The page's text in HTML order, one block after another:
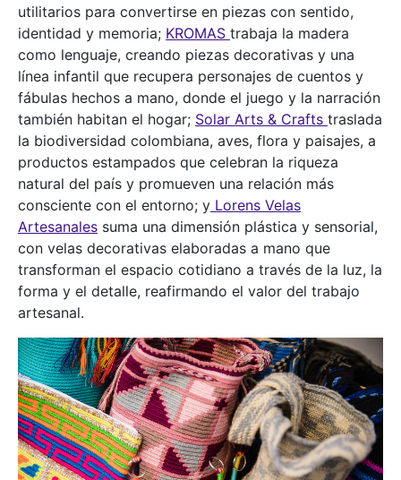
utilitarios para convertirse en piezas con sentido,
identidad y memoria; KROMAS trabaja la madera
como lenguaje, creando piezas decorativas y una
línea infantil que recupera personajes de cuentos y
fábulas hechos a mano, donde el juego y la narración
también habitan el hogar; Solar Arts & Crafts traslada
la biodiversidad colombiana, aves, flora y paisajes, a
productos estampados que celebran la riqueza
natural del país y promueven una relación más
consciente con el entorno; y Lorens Velas
Artesanales suma una dimensión plástica y sensorial,
con velas decorativas elaboradas a mano que
transforman el espacio cotidiano a través de la luz, la
forma y el detalle, reafirmando el valor del trabajo
artesanal.